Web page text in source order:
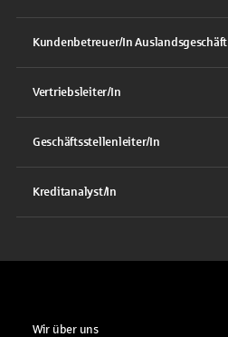
Kundenbetreuer/In Auslandsgeschäft
Vertriebsleiter/In
Geschäftsstellenleiter/In
Kreditanalyst/In
Wir über uns